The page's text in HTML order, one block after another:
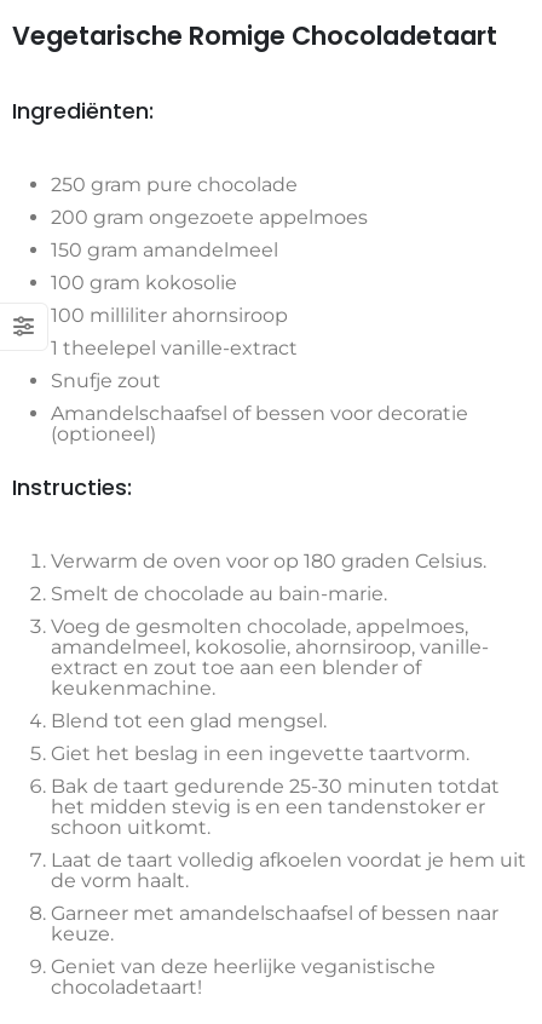
Vegetarische Romige Chocoladetaart
Ingrediënten:
250 gram pure chocolade
200 gram ongezoete appelmoes
150 gram amandelmeel
100 gram kokosolie
100 milliliter ahornsiroop
1 theelepel vanille-extract
Snufje zout
Amandelschaafsel of bessen voor decoratie
(optioneel)
Instructies:
Verwarm de oven voor op 180 graden Celsius.
Smelt de chocolade au bain-marie.
Voeg de gesmolten chocolade, appelmoes,
amandelmeel, kokosolie, ahornsiroop, vanille-
extract en zout toe aan een blender of
keukenmachine.
Blend tot een glad mengsel.
Giet het beslag in een ingevette taartvorm.
Bak de taart gedurende 25-30 minuten totdat
het midden stevig is en een tandenstoker er
schoon uitkomt.
Laat de taart volledig afkoelen voordat je hem uit
de vorm haalt.
Garneer met amandelschaafsel of bessen naar
keuze.
Geniet van deze heerlijke veganistische
chocoladetaart!